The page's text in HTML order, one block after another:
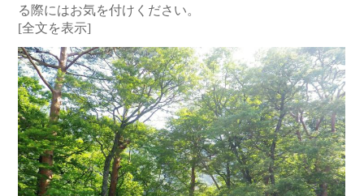
る際にはお気を付けください。
[全文を表示]